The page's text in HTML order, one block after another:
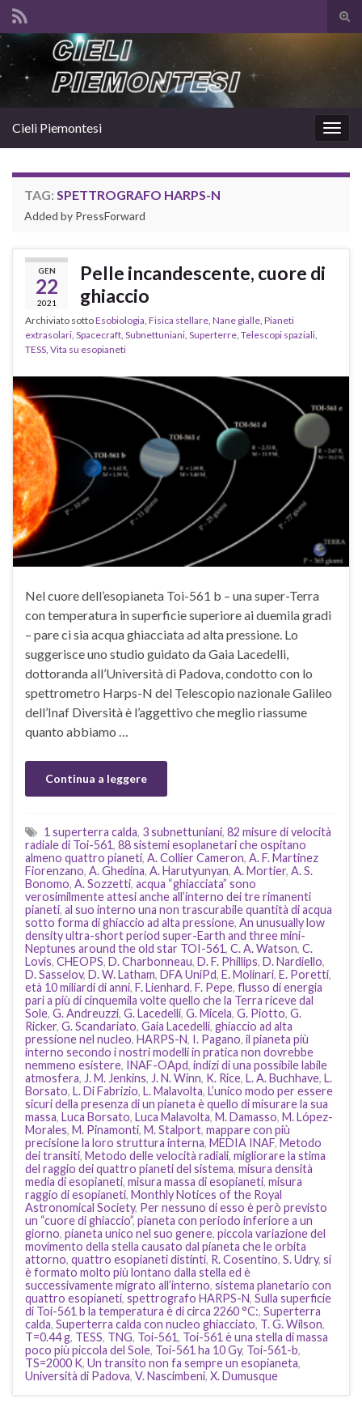
il
Search for:
la
Cieli Piemontesi
TAG: SPETTROGRAFO HARPS-N
Added by PressForward
GEN
22
2021
Pelle incandescente, cuore di
ghiaccio
Archiviato sottoEsobiologia, Fisica stellare, Nane gialle, Pianeti
extrasolari, Spacecraft, Subnettuniani, Superterre, Telescopi spaziali,
TESS, Vita su esopianeti
Nel cuore dell’esopianeta Toi-561 b – una super-Terra
con temperatura in superficie superiore ai duemila gradi
– pare ci sia acqua ghiacciata ad alta pressione. Lo
suggerisce uno studio guidato da Gaia Lacedelli,
dottoranda all’Università di Padova, condotto con lo
spettrometro Harps-N del Telescopio nazionale Galileo
dell’Inaf Diversità è l’aggettivo che meglio riassume
quanto abbiamo …
Continua a leggere
1 superterra calda, 3 subnettuniani, 82 misure di velocità
radiale di Toi-561, 88 sistemi esoplanetari che ospitano
almeno quattro pianeti, A. Collier Cameron, A. F. Martinez
Fiorenzano, A. Ghedina, A. Harutyunyan, A. Mortier, A. S.
Bonomo, A. Sozzetti, acqua “ghiacciata” sono
verosimilmente attesi anche all’interno dei tre rimanenti
pianeti, al suo interno una non trascurabile quantità di acqua
sotto forma di ghiaccio ad alta pressione, An unusually low
density ultra-short period super-Earth and three mini-
Neptunes around the old star TOI-561, C. A. Watson, C.
Lovis, CHEOPS, D. Charbonneau, D. F. Phillips, D. Nardiello,
D. Sasselov, D. W. Latham, DFA UniPd, E. Molinari, E. Poretti,
età 10 miliardi di anni, F. Lienhard, F. Pepe, flusso di energia
pari a più di cinquemila volte quello che la Terra riceve dal
Sole, G. Andreuzzi, G. Lacedelli, G. Micela, G. Piotto, G.
Ricker, G. Scandariato, Gaia Lacedelli, ghiaccio ad alta
pressione nel nucleo, HARPS-N, I. Pagano, il pianeta più
interno secondo i nostri modelli in pratica non dovrebbe
nemmeno esistere, INAF-OApd, indizi di una possibile labile
atmosfera, J. M. Jenkins, J. N. Winn, K. Rice, L. A. Buchhave, L.
Borsato, L. Di Fabrizio, L. Malavolta, L’unico modo per essere
sicuri della presenza di un pianeta è quello di misurare la sua
massa, Luca Borsato, Luca Malavolta, M. Damasso, M. López-
Morales, M. Pinamonti, M. Stalport, mappare con più
precisione la loro struttura interna, MEDIA INAF, Metodo
dei transiti, Metodo delle velocità radiali, migliorare la stima
del raggio dei quattro pianeti del sistema, misura densità
media di esopianeti, misura massa di esopianeti, misura
raggio di esopianeti, Monthly Notices of the Royal
Astronomical Society, Per nessuno di esso è però previsto
un “cuore di ghiaccio”, pianeta con periodo inferiore a un
giorno, pianeta unico nel suo genere, piccola variazione del
movimento della stella causato dal pianeta che le orbita
attorno, quattro esopianeti distinti, R. Cosentino, S. Udry, si
è formato molto più lontano dalla stella ed è
successivamente migrato all’interno, sistema planetario con
quattro esopianeti, spettrografo HARPS-N, Sulla superficie
di Toi-561 b la temperatura è di circa 2260 °C:, Superterra
calda, Superterra calda con nucleo ghiacciato, T. G. Wilson,
T=0.44 g, TESS, TNG, Toi-561, Toi-561 è una stella di massa
poco più piccola del Sole, Toi-561 ha 10 Gy, Toi-561-b,
TS=2000 K, Un transito non fa sempre un esopianeta,
Università di Padova, V. Nascimbeni, X. Dumusque